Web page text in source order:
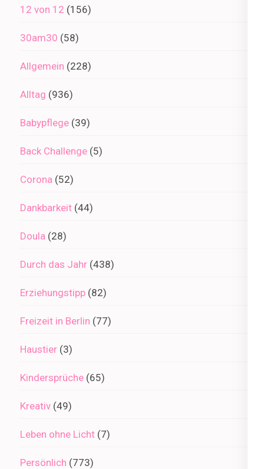
12 von 12 (156)
30am30 (58)
Allgemein (228)
Alltag (936)
Babypflege (39)
Back Challenge (5)
Corona (52)
Dankbarkeit (44)
Doula (28)
Durch das Jahr (438)
Erziehungstipp (82)
Freizeit in Berlin (77)
Haustier (3)
Kindersprüche (65)
Kreativ (49)
Leben ohne Licht (7)
Persönlich (773)